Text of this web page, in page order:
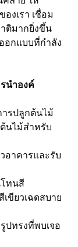
งเรา เชื่อม
ติมากยิ่งขึ้น
อกแบบที่กำลัง
นำองค์
ารปลูกต้นไม้
นไม้สำหรับ
อาคารและรับ
ทนสี
ขียวเฉดสบาย
ปทรงที่พบเจอ